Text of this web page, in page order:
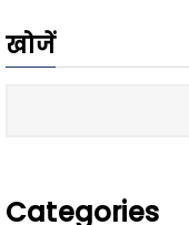
खोजें
Categories